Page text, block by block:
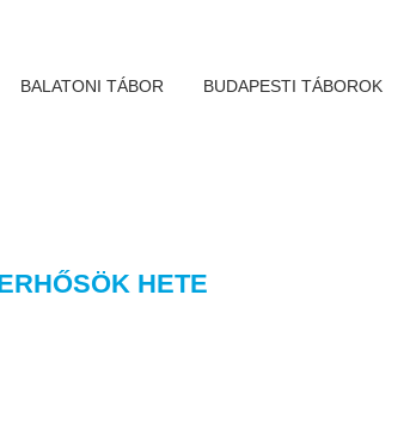
BALATONI TÁBOR BUDAPESTI TÁBOROK
HETE